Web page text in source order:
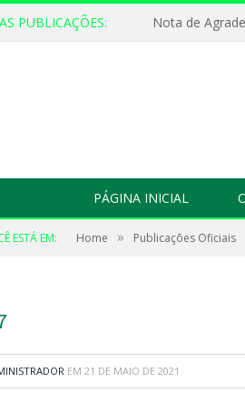
PUBLICAÇÕES: Nota de
PÁGINA INICIAL
ESTÁ EM: Home » Publicações Oficiais
EM 21 DE MAIO DE 2021